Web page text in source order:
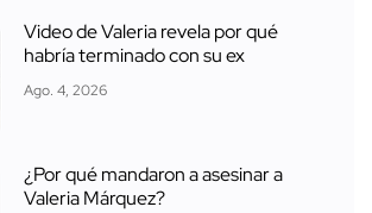
Video de Valeria revela por qué
habría terminado con su ex
Ago. 4, 2026
¿Por qué mandaron a asesinar a
Valeria Márquez?